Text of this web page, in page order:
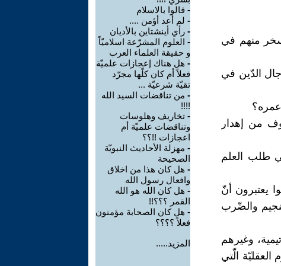
منهم في
الدّين في
عمره؟
من إهدار
طلب العلم
يعتبرون أنّ
والضّرب
وغيرهم
الّتي
- قالوا بالاسلام
- لم أعد أؤمن ....
- رأي أينشتاين بالأديان
- العلوم المشرّعة اسلاميّاً
و حقيقة العلماء العرب
- هل هناك إعجازات علميّة
فعلاً أم كان كلّها مجرّد
تقيّة شرعيّة ...
- من تناقضات السيد الله
!!!!
- تخاريف وهلوسات
وتناقضات علميّة أم
اعجازات !!؟؟
- مهزلة الأحاديث النبويّة
الصحيحة
- هل كان هذا من اخلاق
وافعال رسول الله
- هل كان الله هو الله
القمر ؟؟؟!!
- هل كان الصحابة مؤمنون
فعلاً ؟؟؟؟
المزيد.....